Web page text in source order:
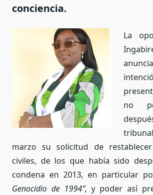
conciencia.
La
no
marzo su solicitud de
civiles, de los que había sido
condena en 2013, en particular
Genocidio de 1994”,y poder así